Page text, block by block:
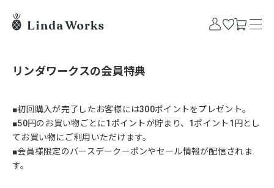
リンダワークスの会員特典
■初回購入が完了したお客様には300ポイントをプレゼント。
■50円のお買い物ごとに1ポイントが貯まり、1ポイント1円とし
てお買い物にご利用いただけます。
■会員様限定のバースデークーポンやセール情報が配信されま
す。